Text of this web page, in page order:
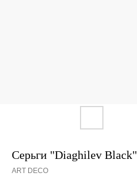
Серьги "Diaghilev Black"
ART DECO